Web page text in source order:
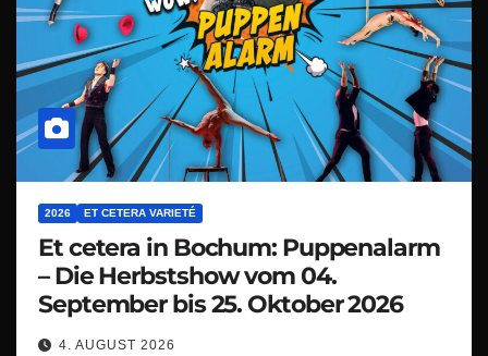
2026 ET CETERA VARIETÉ
Et cetera in Bochum: Puppenalarm
– Die Herbstshow vom 04.
September bis 25. Oktober 2026
4. AUGUST 2026